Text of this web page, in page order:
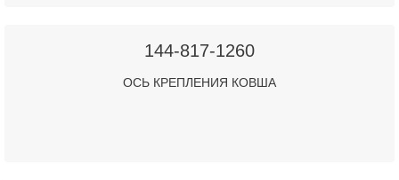
144-817-1260
ОСЬ КРЕПЛЕНИЯ КОВША